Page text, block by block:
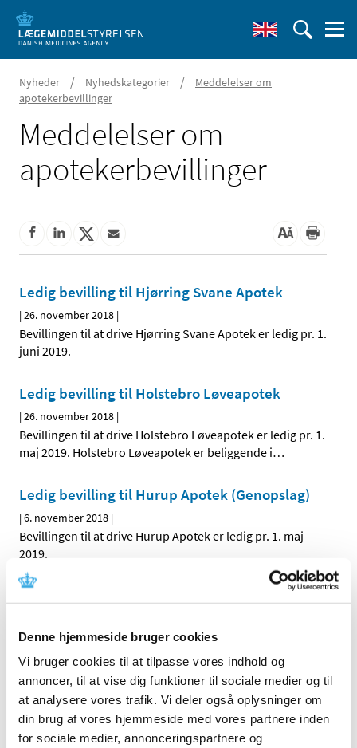
Denne hjemmeside bruger cookies
Vi bruger cookies til at tilpasse vores indhold og
annoncer, til at vise dig funktioner til sociale medier og til
at analysere vores trafik. Vi deler også oplysninger om
din brug af vores hjemmeside med vores partnere inden
for sociale medier, annonceringspartnere og
Nyheder / Nyhedskategorier /
Meddelelser om
apotekerbevillinger
Meddelelser om
apotekerbevillinger
Ledig bevilling til Hjørring Svane Apotek
|26. november 2018 |
Bevillingen til at drive Hjørring Svane Apotek er ledig pr. 1.
juni 2019.
Ledig bevilling til Holstebro Løveapotek
|26. november 2018 |
Bevillingen til at drive Holstebro Løveapotek er ledig pr. 1.
maj 2019. Holstebro Løveapotek er beliggende i…
Ledig bevilling til Hurup Apotek (Genopslag)
|6. november 2018 |
Bevillingen til at drive Hurup Apotek er ledig pr. 1. maj
2019.
Lægemiddelstyrelsen har den 22. oktober 2018 meddelt
Kenneth B. Lokind bevilling til at drive Valby Apotek.
Alle (263)
TID